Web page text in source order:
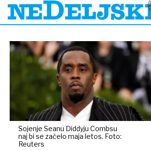
Sojenje Seanu Diddyju Combsu
naj bi se začelo maja letos. Foto:
Reuters